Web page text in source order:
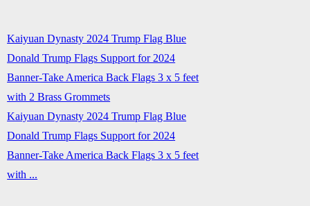
Kaiyuan Dynasty 2024 Trump Flag Blue
Donald Trump Flags Support for 2024
Banner-Take America Back Flags 3 x 5 feet
with 2 Brass Grommets
Kaiyuan Dynasty 2024 Trump Flag Blue
Donald Trump Flags Support for 2024
Banner-Take America Back Flags 3 x 5 feet
with ...